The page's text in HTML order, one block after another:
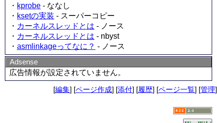
・ kprobe - ななし
・ ksetの実装 - スーパーコピー
・ カーネルスレッドとは - ノース
・ カーネルスレッドとは - nbyst
・ asmlinkageってなに？ - ノース
Adsense
広告情報が設定されていません。
[編集] [ページ作成] [添付] [履歴] [ページ一覧] [管理]